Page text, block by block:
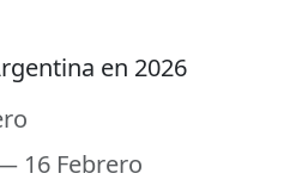
en 2026
16 Febrero